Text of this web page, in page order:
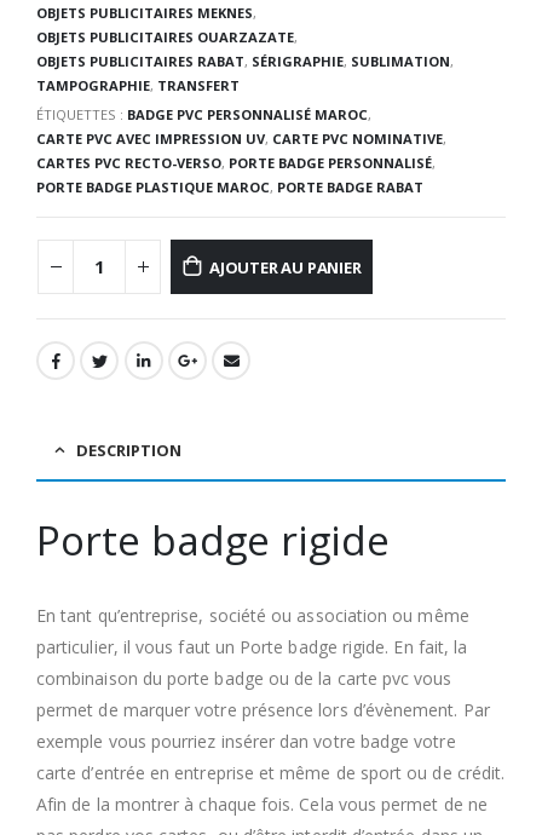
OBJETS PUBLICITAIRES MEKNES,
OBJETS PUBLICITAIRES OUARZAZATE,
OBJETS PUBLICITAIRES RABAT, SÉRIGRAPHIE, SUBLIMATION,
TAMPOGRAPHIE, TRANSFERT
ÉTIQUETTES : BADGE PVC PERSONNALISÉ MAROC,
CARTE PVC AVEC IMPRESSION UV, CARTE PVC NOMINATIVE,
CARTES PVC RECTO-VERSO, PORTE BADGE PERSONNALISÉ,
PORTE BADGE PLASTIQUE MAROC, PORTE BADGE RABAT
AJOUTER AU PANIER
DESCRIPTION
Porte badge rigide
En tant qu’entreprise, société ou association ou même
particulier, il vous faut un Porte badge rigide. En fait, la
combinaison du porte badge ou de la carte pvc vous
permet de marquer votre présence lors d’évènement. Par
exemple vous pourriez insérer dan votre badge votre
carte d’entrée en entreprise et même de sport ou de crédit.
Afin de la montrer à chaque fois. Cela vous permet de ne